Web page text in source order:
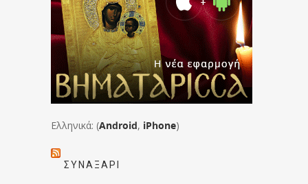
Ελληνικά: (Android, iPhone)
ΣΥΝΑΞΆΡΙ